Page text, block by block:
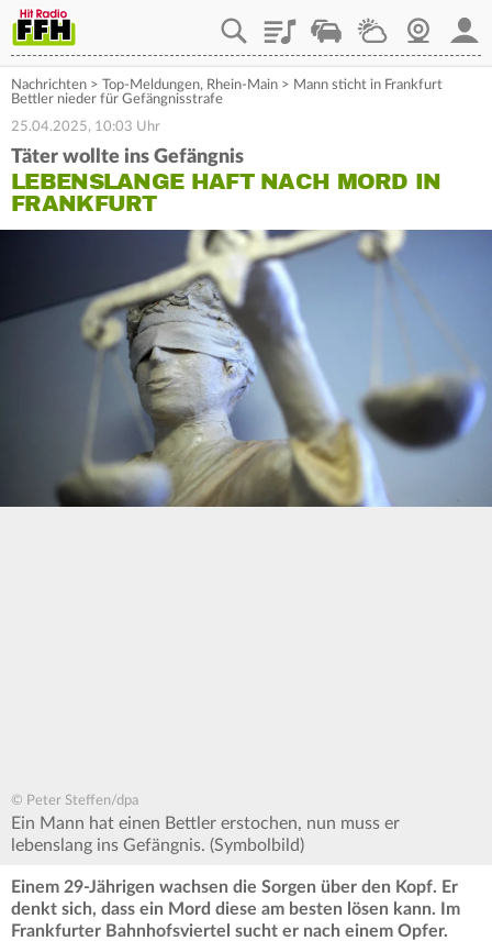
PlaylistStaupilotWetterWebcam
Nachrichten > Top-Meldungen, Rhein-Main > Mann sticht in Frankfurt
Bettler nieder für Gefängnisstrafe
25.04.2025, 10:03 Uhr
Täter wollte ins Gefängnis
LEBENSLANGE HAFT NACH MORD IN
FRANKFURT
© Peter Steffen/dpa
Ein Mann hat einen Bettler erstochen, nun muss er
lebenslang ins Gefängnis. (Symbolbild)
Einem 29-Jährigen wachsen die Sorgen über den Kopf. Er
denkt sich, dass ein Mord diese am besten lösen kann. Im
Frankfurter Bahnhofsviertel sucht er nach einem Opfer.